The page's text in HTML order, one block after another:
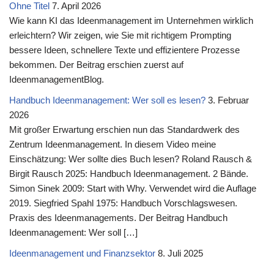
Ohne Titel 7. April 2026
Wie kann KI das Ideenmanagement im Unternehmen wirklich
erleichtern? Wir zeigen, wie Sie mit richtigem Prompting
bessere Ideen, schnellere Texte und effizientere Prozesse
bekommen. Der Beitrag erschien zuerst auf
IdeenmanagementBlog.
Handbuch Ideenmanagement: Wer soll es lesen? 3. Februar
2026
Mit großer Erwartung erschien nun das Standardwerk des
Zentrum Ideenmanagement. In diesem Video meine
Einschätzung: Wer sollte dies Buch lesen? Roland Rausch &
Birgit Rausch 2025: Handbuch Ideenmanagement. 2 Bände.
Simon Sinek 2009: Start with Why. Verwendet wird die Auflage
2019. Siegfried Spahl 1975: Handbuch Vorschlagswesen.
Praxis des Ideenmanagements. Der Beitrag Handbuch
Ideenmanagement: Wer soll […]
Ideenmanagement und Finanzsektor 8. Juli 2025